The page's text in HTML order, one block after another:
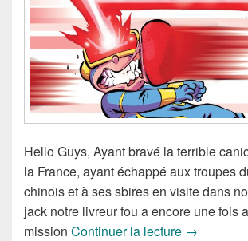
Hello Guys, Ayant bravé la terrible
la France, ayant échappé aux troupes
chinois et à ses sbires en visite dans
jack notre livreur fou a encore une fois
mission Continuer la lecture Sorties
→